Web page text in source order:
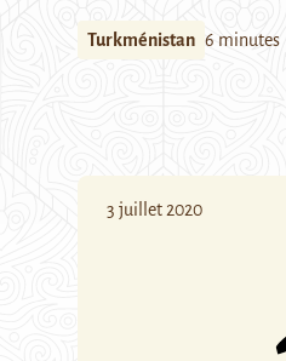
Turkménistan 6 minutes
3 juillet 2020